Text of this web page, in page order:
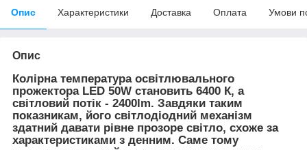
Опис Характеристики Доставка Оплата Умови
Опис
Колірна температура освітлювального
прожектора LED 50W становить 6400 К, а
світловий потік - 2400lm. Завдяки таким
показникам, його світлодіодний механізм
здатний давати рівне прозоре світло, схоже за
характеристиками з денним. Саме тому